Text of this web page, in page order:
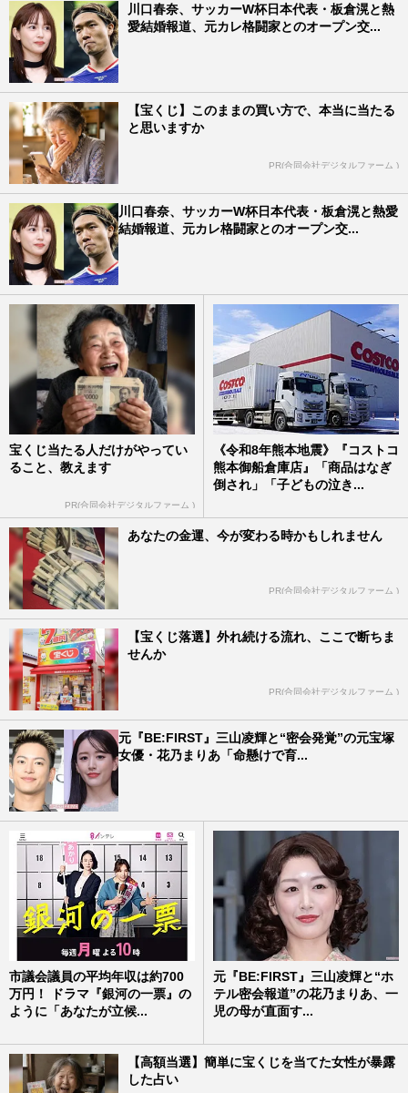
川口春奈、サッカーW杯日本代表・板倉滉と熱
愛結婚報道、元カレ格闘家とのオープン交...
【宝くじ】このままの買い方で、本当に当たる
と思いますか
PR(合同会社デジタルファーム )
川口春奈、サッカーW杯日本代表・板倉滉と熱愛
結婚報道、元カレ格闘家とのオープン交...
宝くじ当たる人だけがやってい
ること、教えます
PR(合同会社デジタルファーム )
《令和8年熊本地震》『コストコ
熊本御船倉庫店』「商品はなぎ
倒され」「子どもの泣き...
あなたの金運、今が変わる時かもしれません
PR(合同会社デジタルファーム )
【宝くじ落選】外れ続ける流れ、ここで断ちま
せんか
PR(合同会社デジタルファーム )
元『BE:FIRST』三山凌輝と“密会発覚”の元宝塚
女優・花乃まりあ「命懸けで育...
市議会議員の平均年収は約700
万円！ ドラマ『銀河の一票』の
ように「あなたが立候...
元『BE:FIRST』三山凌輝と“ホ
テル密会報道”の花乃まりあ、一
児の母が直面す...
【高額当選】簡単に宝くじを当てた女性が暴露
した占い